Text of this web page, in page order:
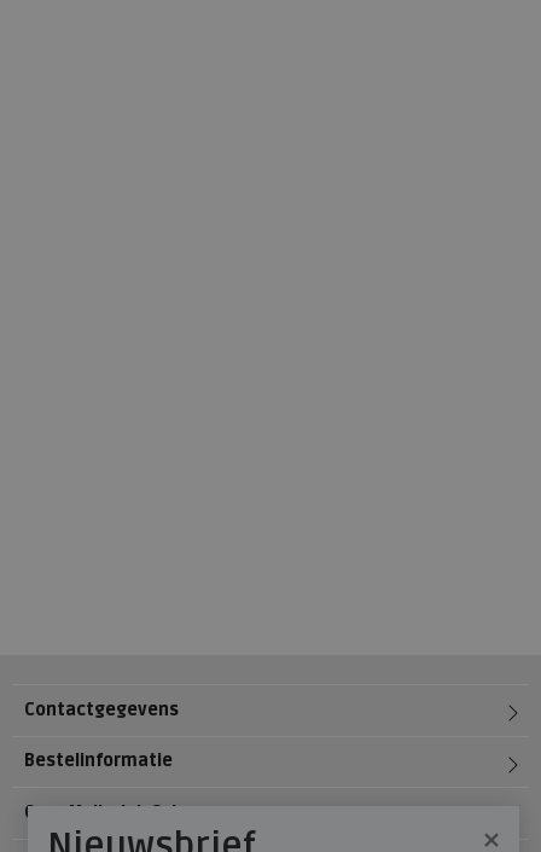
Contactgegevens
Bestelinformatie
Over Meijerink Schoenen
×